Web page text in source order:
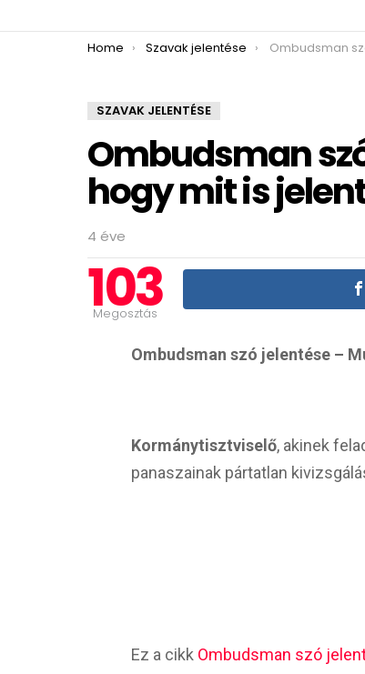
You are here:
Home Szavak jelentése Ombudsman szó
SZAVAK JELENTÉSE
Ombudsman
hogy mit is
4 éve
103
Megosztás
Ombudsman szó jelentése –
Kormánytisztviselő, akinek
panaszainak pártatlan
Ez a cikk Ombudsman szó